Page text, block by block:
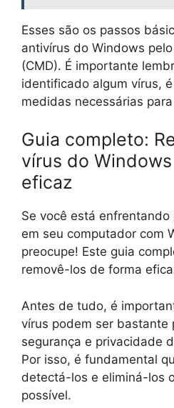
Esses são os passos
antivírus do Windows
(CMD). É importante
identificado algum vírus,
medidas necessárias
Guia completo:
vírus do
eficaz
Se você está
em seu computador com
preocupe! Este guia
removê-los de forma
Antes de tudo, é
vírus podem ser bastante
segurança e privacidade
Por isso, é fundamental
detectá-los e eliminá-los
possível.